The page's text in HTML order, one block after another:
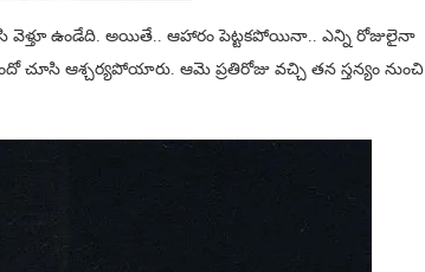
వెళ్తూ ఉండేది. అయితే.. ఆహారం పెట్టకపోయినా.. ఎన్ని రోజులైనా
ఆశ్చర్యపోయారు. ఆమె ప్రతిరోజు వచ్చి తన స్తన్యం నుంచి